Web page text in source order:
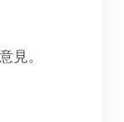
見。